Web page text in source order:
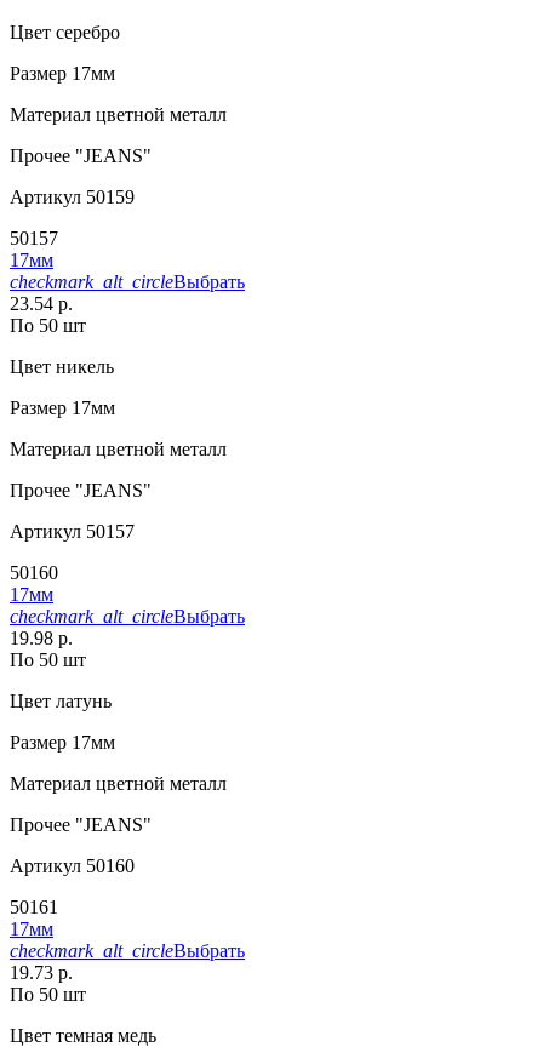
Цвет серебро
Размер 17мм
Материал цветной металл
Прочее "JEANS"
Артикул 50159
50157
17мм
checkmark_alt_circleВыбрать
23.54 р.
По 50 шт
Цвет никель
Размер 17мм
Материал цветной металл
Прочее "JEANS"
Артикул 50157
50160
17мм
checkmark_alt_circleВыбрать
19.98 р.
По 50 шт
Цвет латунь
Размер 17мм
Материал цветной металл
Прочее "JEANS"
Артикул 50160
50161
17мм
checkmark_alt_circleВыбрать
19.73 р.
По 50 шт
Цвет темная медь